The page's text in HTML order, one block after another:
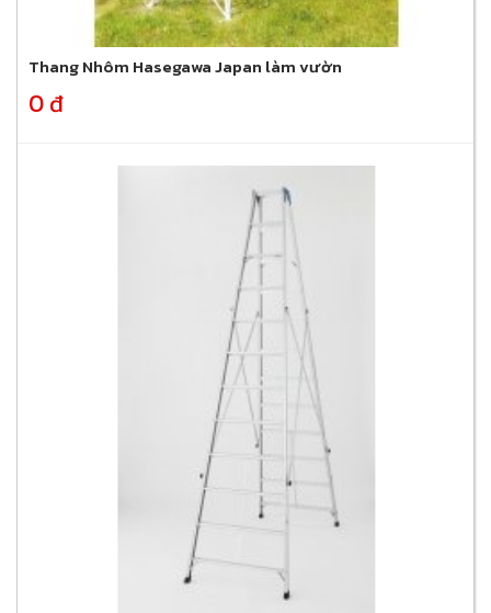
Thang Nhôm Hasegawa Japan làm vườn
0 đ